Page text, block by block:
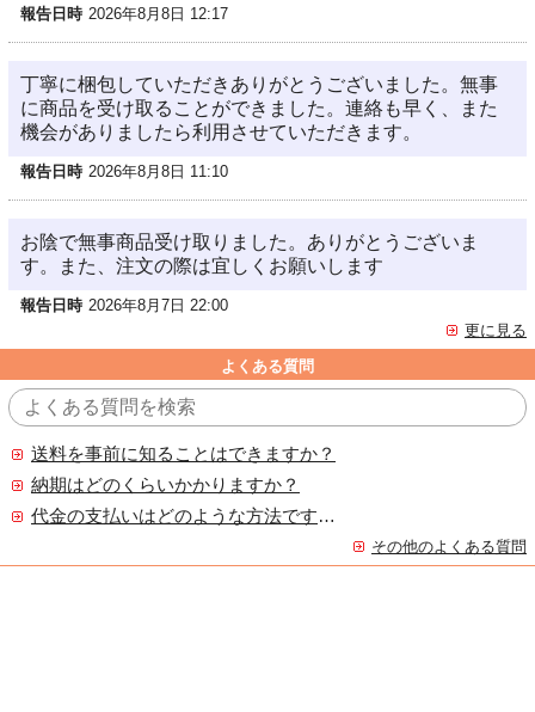
報告日時 2026年8月8日 12:17
丁寧に梱包していただきありがとうございました。無事
に商品を受け取ることができました。連絡も早く、また
機会がありましたら利用させていただきます。
報告日時 2026年8月8日 11:10
お陰で無事商品受け取りました。ありがとうございま
す。また、注文の際は宜しくお願いします
報告日時 2026年8月7日 22:00
更に見る
よくある質問
送料を事前に知ることはできますか？
納期はどのくらいかかりますか？
代金の支払いはどのような方法ですか？
その他のよくある質問